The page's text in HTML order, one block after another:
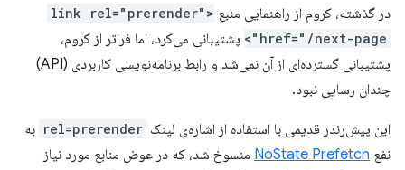
در گذشته، کروم از راهنمایی منبع
<link rel="prerender"
href="/next-page">
پشتیبانی می‌کرد، اما فراتر از کروم،
پشتیبانی گسترده‌ای از آن نمی‌شد و رابط برنامه‌نویسی کاربردی (API)
چندان رسایی نبود.
این پیش‌رندر قدیمی با استفاده از اشاره‌ی لینک rel=prerender به
نفع NoState Prefetch منسوخ شد، که در عوض منابع مورد نیاز